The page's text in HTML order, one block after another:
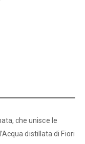
che unisce le
distillata di Fiori